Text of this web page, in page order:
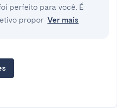
perfeito para você. É
propor Ver mais